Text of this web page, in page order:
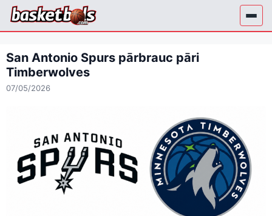
Skip
San Antonio Spurs pārbrauc pāri
Timberwolves
07/05/2026